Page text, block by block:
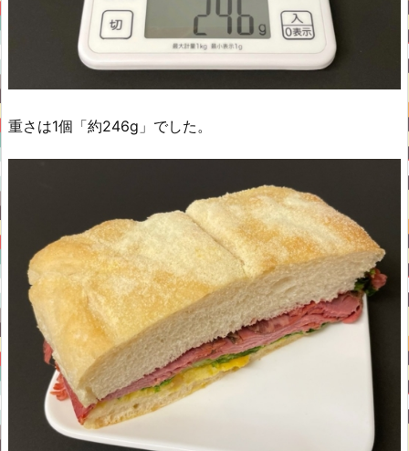
重さは1個「約246g」でした。